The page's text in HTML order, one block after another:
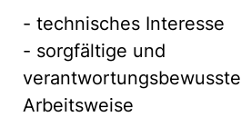
- technisches Interesse
- sorgfältige und
verantwortungsbewusste
Arbeitsweise